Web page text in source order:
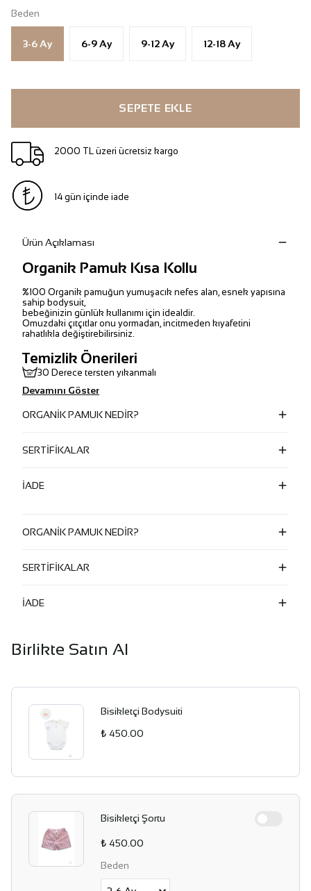
Beden
3-6 Ay 6-9 Ay 9-12 Ay 12-18 Ay
SEPETE EKLE
2000 TL üzeri ücretsiz kargo
14 gün içinde iade
Ürün Açıklaması
Organik Pamuk Kısa Kollu
%100 Organik pamuğun yumuşacık nefes alan, esnek yapısına
sahip bodysuit,
bebeğinizin günlük kullanımı için idealdir.
Omuzdaki çıtçıtlar onu yormadan, incitmeden kıyafetini
rahatlıkla değiştirebilirsiniz.
Temizlik Önerileri
30 Derece tersten yıkanmalı
Devamını Göster
ORGANİK PAMUK NEDİR?
SERTİFİKALAR
İADE
ORGANİK PAMUK NEDİR?
SERTİFİKALAR
İADE
Birlikte Satın Al
Bisikletçi Bodysuiti
₺ 450.00
Bisikletçi Şortu
₺ 450.00
Beden